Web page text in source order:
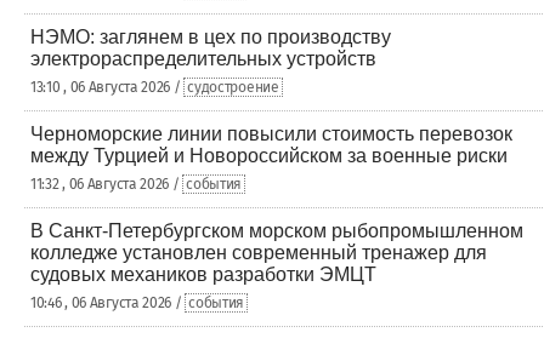
НЭМО: заглянем в цех по производству
электрораспределительных устройств
13:10 , 06 Августа 2026 / судостроение
Черноморские линии повысили стоимость перевозок
между Турцией и Новороссийском за военные риски
11:32 , 06 Августа 2026 / события
В Санкт-Петербургском морском рыбопромышленном
колледже установлен современный тренажер для
судовых механиков разработки ЭМЦТ
10:46 , 06 Августа 2026 / события